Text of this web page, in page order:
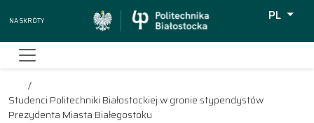
Na skróty
PL
Studenci Politechniki Białostockiej w gronie stypendystów
Prezydenta Miasta Białegostoku